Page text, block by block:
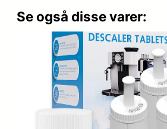
Se også disse varer: